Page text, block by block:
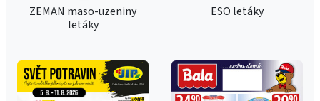
ZEMAN maso-uzeniny
letáky
ESO letáky